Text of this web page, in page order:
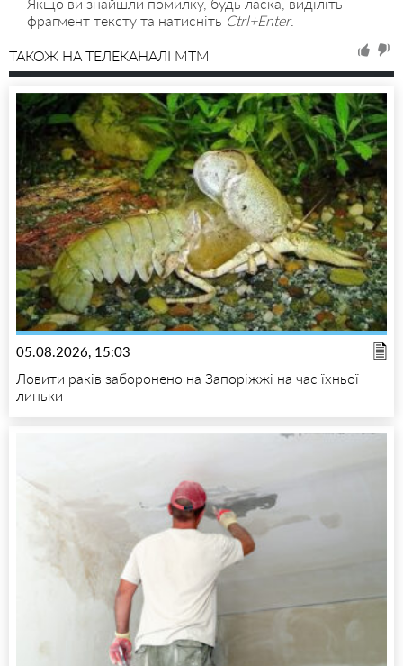
Якщо ви знайшли помилку, будь ласка, виділіть
фрагмент тексту та натисніть Ctrl+Enter.
ТАКОЖ НА ТЕЛЕКАНАЛІ MTM
05.08.2026, 15:03
Ловити раків заборонено на Запоріжжі на час їхньої
линьки